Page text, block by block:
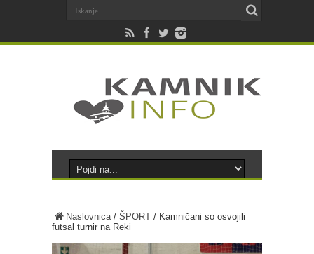
Naslovnica/ ŠPORT / Kamničani so osvojili
futsal turnir na Reki